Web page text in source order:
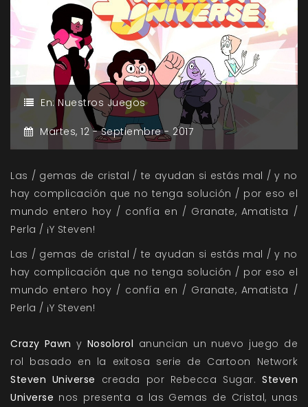
En: Nuestros Juegos
Martes, 12 -Septiembre - 2017
Las / gemas de cristal / te ayudan si estás mal / y no
hay complicación que no tenga solución / por eso el
mundo entero hoy / confía en / Granate, Amatista /
Perla / ¡Y Steven!
Las / gemas de cristal / te ayudan si estás mal / y no
hay complicación que no tenga solución / por eso el
mundo entero hoy / confía en / Granate, Amatista /
Perla / ¡Y Steven!
Crazy Pawn y Nosolorol anuncian un nuevo juego de
rol basado en la exitosa serie de Cartoon Network
Steven Universe creada por Rebecca Sugar.Steven
Universe nos presenta a las Gemas de Cristal, unas